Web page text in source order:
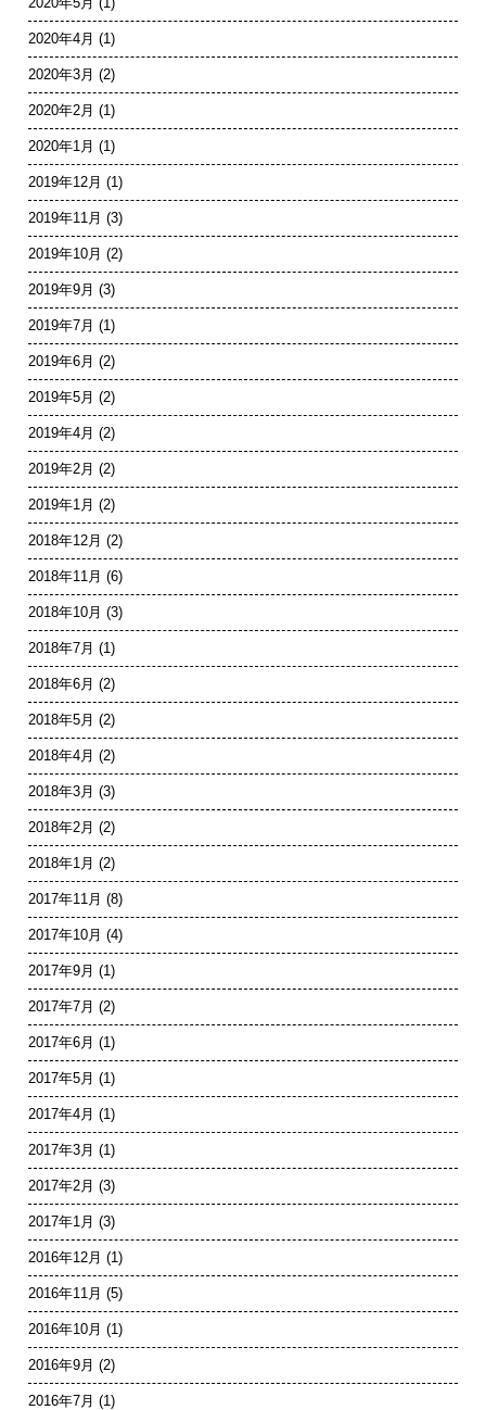
2020年5月 (1)
2020年4月 (1)
2020年3月 (2)
2020年2月 (1)
2020年1月 (1)
2019年12月 (1)
2019年11月 (3)
2019年10月 (2)
2019年9月 (3)
2019年7月 (1)
2019年6月 (2)
2019年5月 (2)
2019年4月 (2)
2019年2月 (2)
2019年1月 (2)
2018年12月 (2)
2018年11月 (6)
2018年10月 (3)
2018年7月 (1)
2018年6月 (2)
2018年5月 (2)
2018年4月 (2)
2018年3月 (3)
2018年2月 (2)
2018年1月 (2)
2017年11月 (8)
2017年10月 (4)
2017年9月 (1)
2017年7月 (2)
2017年6月 (1)
2017年5月 (1)
2017年4月 (1)
2017年3月 (1)
2017年2月 (3)
2017年1月 (3)
2016年12月 (1)
2016年11月 (5)
2016年10月 (1)
2016年9月 (2)
2016年7月 (1)